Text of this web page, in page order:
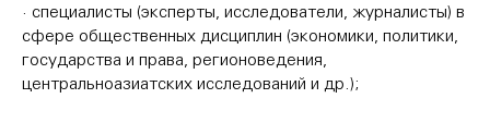
· специалисты (эксперты, исследователи, журналисты) в
сфере общественных дисциплин (экономики, политики,
государства и права, регионоведения,
центральноазиатских исследований и др.);